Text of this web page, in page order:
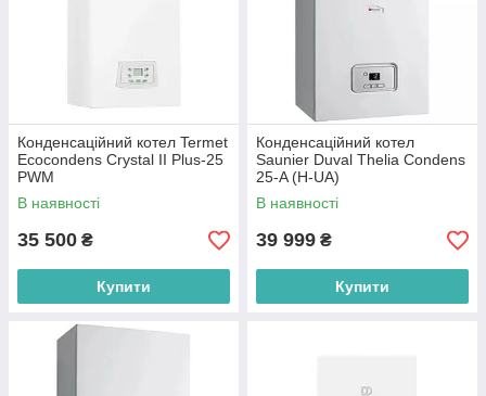
Конденсаційний котел Termet
Ecocondens Crystal II Plus-25
PWM
В наявності
35 500 ₴
Купити
Конденсаційний котел
Saunier Duval Thelia Condens
25-A (H-UA)
В наявності
39 999 ₴
Купити